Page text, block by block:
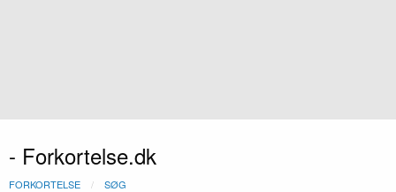
- Forkortelse.dk
FORKORTELSE SØG